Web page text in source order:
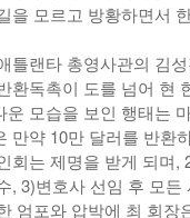
을 모르고 방황하면서
틀랜타 총영사관의 김
환독촉이 도를 넘어 현
운 모습을 보인 행태는
만약 10만 달러를 반환
회는 제명을 받게 되며,
, 3)변호사 선임 후 모
엄포와 압박에 최 회장